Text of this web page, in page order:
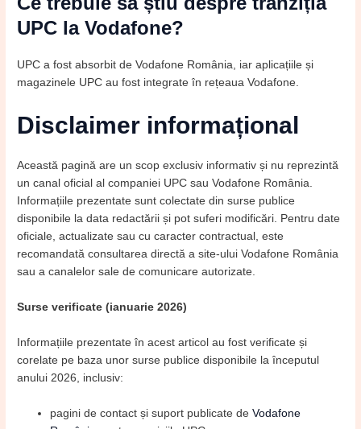
UPC la Vodafone?
UPC a fost absorbit de Vodafone România, iar aplicațiile și
magazinele UPC au fost integrate în rețeaua Vodafone.
Disclaimer informațional
Această pagină are un scop exclusiv informativ și nu reprezintă
un canal oficial al companiei UPC sau Vodafone România.
Informațiile prezentate sunt colectate din surse publice
disponibile la data redactării și pot suferi modificări. Pentru date
oficiale, actualizate sau cu caracter contractual, este
recomandată consultarea directă a site-ului Vodafone România
sau a canalelor sale de comunicare autorizate.
Surse verificate (ianuarie 2026)
Informațiile prezentate în acest articol au fost verificate și
corelate pe baza unor surse publice disponibile la începutul
anului 2026, inclusiv:
pagini de contact și suport publicate deVodafone